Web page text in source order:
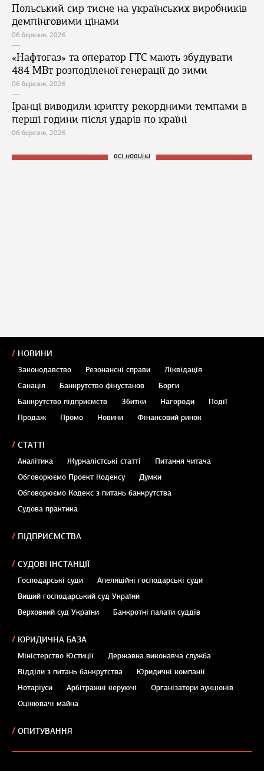
Польський сир тисне на українських виробників
демпінговими цінами
06 березня, 2026
«Нафтогаз» та оператор ГТС мають збудувати
484 МВт розподіленої генерації до зими
06 березня, 2026
Іранці виводили крипту рекордними темпами в
перші години після ударів по країні
06 березня, 2026
всі новини
НОВИНИ
Законодавство Резонансні справи
Ліквідація
Санація
Банкрутство фінустанов
Борги
Банкрутство підприємств
Збитки Нагороди
Події
Продаж
Промо Новини Фінансовий ринок
СТАТТІ
Аналітика Журналістські статті
Питання читача
Обговорюємо Проект Кодексу
Думки
Обговорюємо Кодекс з питань банкрутства
Судова практика
ПІДПРИЄМСТВА
СУДОВІ ІНСТАНЦІЇ
Господарські суди
Апеляційні господарські суди
Вищий господарський суд України
Верховний суд України
Банкротні палати суддів
ЮРИДИЧНА БАЗА
Міністерство Юстиції
Державна виконавча служба
Відділи з питань банкрутства
Юридичні компанії
Нотаріуси
Арбітражні керуючі
Організатори аукціонів
Оцінювачі майна
ОПИТУВАННЯ